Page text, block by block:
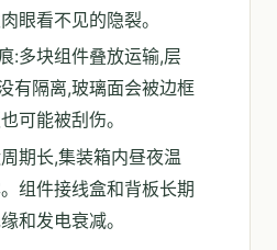
眼看不见的隐裂。
:多块组件叠放运输,层
有隔离,玻璃面会被边框
可能被刮伤。
期长,集装箱内昼夜温
组件接线盒和背板长期
和发电衰减。